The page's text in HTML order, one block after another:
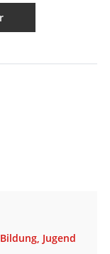
Jugend